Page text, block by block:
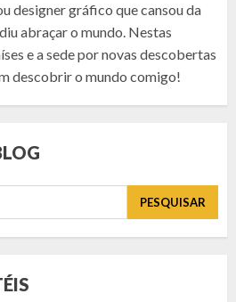
designer gráfico que cansou da
abraçar o mundo. Nestas
e a sede por novas descobertas
descobrir o mundo comigo!